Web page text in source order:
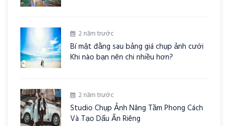
2 năm trước
Bí mật đằng sau bảng giá chụp ảnh cưới
Khi nào bạn nên chi nhiều hơn?
2 năm trước
Studio Chụp Ảnh Nâng Tầm Phong Cách
Và Tạo Dấu Ấn Riêng